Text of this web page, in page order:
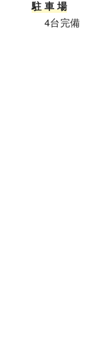
駐 車 場
4台完備